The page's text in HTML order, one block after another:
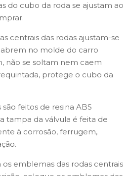
do cubo da roda se ajustam ao
centrais das rodas ajustam-se
abrem no molde do carro
não se soltam nem caem
protege o cubo da
feitos de resina ABS
tampa da válvula é feita de
à corrosão, ferrugem,
os emblemas das rodas centrais